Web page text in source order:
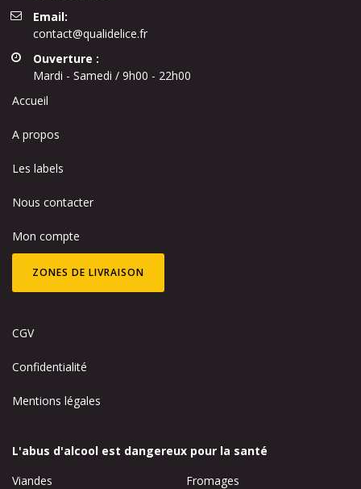
Email:
contact@qualidelice.fr
Ouverture :
Mardi - Samedi / 9h00 - 22h00
Accueil
A propos
Les labels
Nous contacter
Mon compte
ZONES DE LIVRAISON
CGV
Confidentialité
Mentions légales
L'abus d'alcool est dangereux pour la santé
Viandes
Fromages